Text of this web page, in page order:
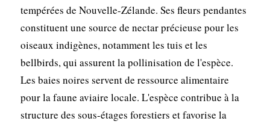
tempérées de Nouvelle-Zélande. Ses fleurs pendantes
constituent une source de nectar précieuse pour les
oiseaux indigènes, notamment les tuis et les
bellbirds, qui assurent la pollinisation de l'espèce.
Les baies noires servent de ressource alimentaire
pour la faune aviaire locale. L'espèce contribue à la
structure des sous-étages forestiers et favorise la